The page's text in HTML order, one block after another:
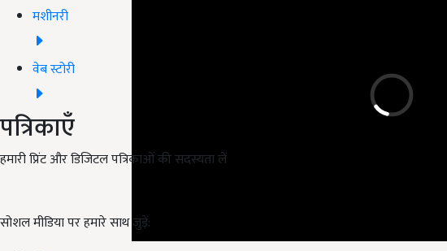
मशीनरी
वेब स्टोरी
पत्रिकाएँ
हमारी प्रिंट और डिजिटल पत्रिकाओं की सदस्यता लें
सोशल मीडिया पर हमारे साथ जुड़ें: